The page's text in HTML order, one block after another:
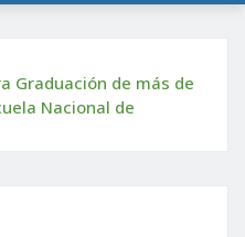
Graduación de más de
Nacional de